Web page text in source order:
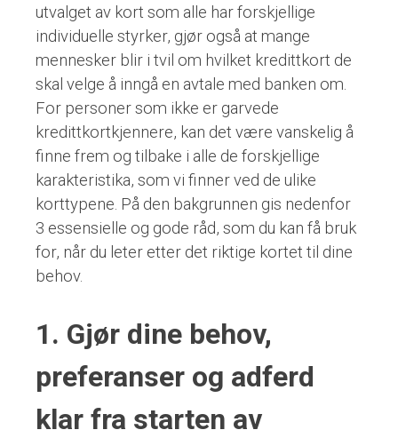
utvalget av kort som alle har forskjellige
individuelle styrker, gjør også at mange
mennesker blir i tvil om hvilket kredittkort de
skal velge å inngå en avtale med banken om.
For personer som ikke er garvede
kredittkortkjennere, kan det være vanskelig å
finne frem og tilbake i alle de forskjellige
karakteristika, som vi finner ved de ulike
korttypene. På den bakgrunnen gis nedenfor
3 essensielle og gode råd, som du kan få bruk
for, når du leter etter det riktige kortet til dine
behov.
1. Gjør dine behov,
preferanser og adferd
klar fra starten av